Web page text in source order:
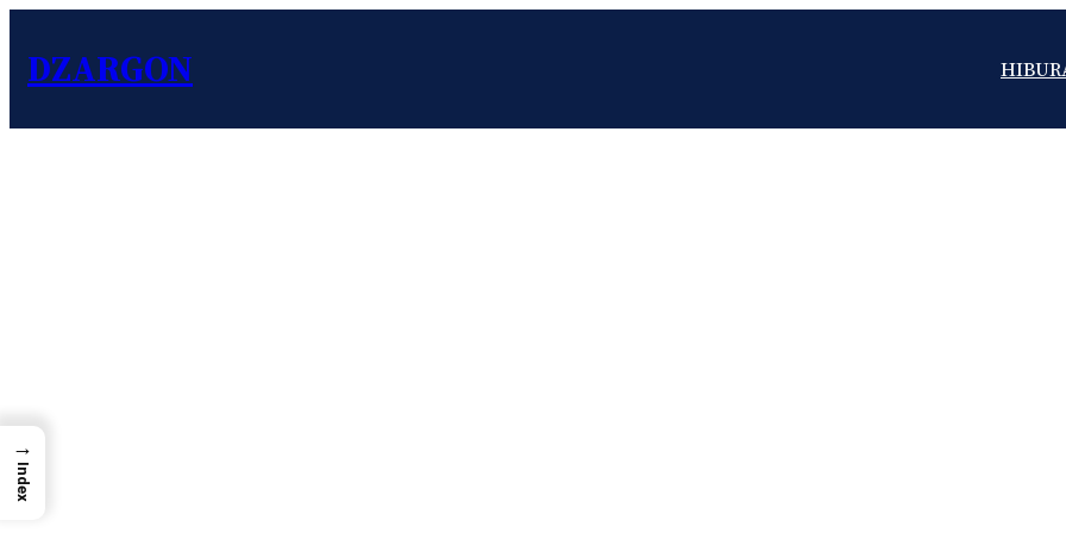
DZARGON
→
Index